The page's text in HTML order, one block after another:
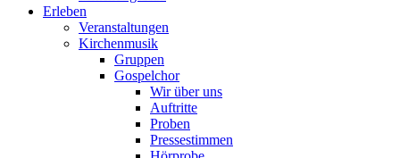
Erleben
Veranstaltungen
Kirchenmusik
Gruppen
Gospelchor
Wir über uns
Auftritte
Proben
Pressestimmen